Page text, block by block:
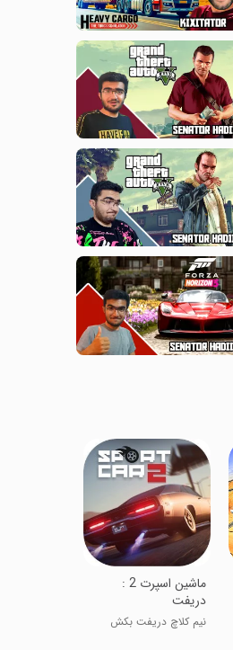
ماشین اسپرت 2 :
دریفت
نیم کلاچ دریفت بکش